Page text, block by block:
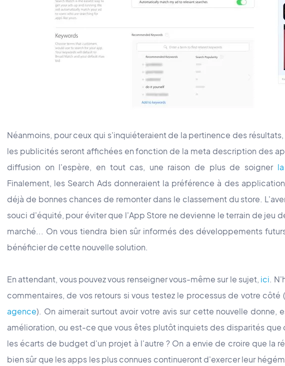
Néanmoins, pour ceux qui s'inquiéteraient de la pertinence des
les publicités seront affichées en fonction de la meta description des
diffusion on l'espère, en tout cas, une raison de plus de soigner
Finalement, les Search Ads donneraient la préférence à des
déjà de bonnes chances de remonter dans le classement du store.
souci d'équité, pour éviter que l'App Store ne devienne le terrain de jeu
marché... On vous tiendra bien sûr informés des développements
bénéficier de cette nouvelle solution.
En attendant, vous pouvez vous renseigner vous-même sur le sujet, ici.
commentaires, de vos retours si vous testez le processus de votre côté
agence). On aimerait surtout avoir votre avis sur cette nouvelle donne,
amélioration, ou est-ce que vous êtes plutôt inquiets des disparités
les écarts de budget d'un projet à l'autre ? On a envie de croire que la
bien sûr que les apps les plus connues continueront d'exercer leur